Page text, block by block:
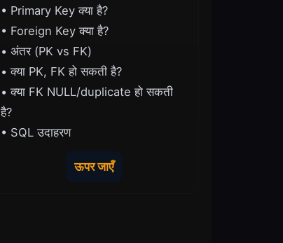
• Primary Key क्या है?
• Foreign Key क्या है?
• अंतर (PK vs FK)
• क्या PK, FK हो सकती है?
• क्या FK NULL/duplicate हो सकती
है?
• SQL उदाहरण
ऊपर जाएँ